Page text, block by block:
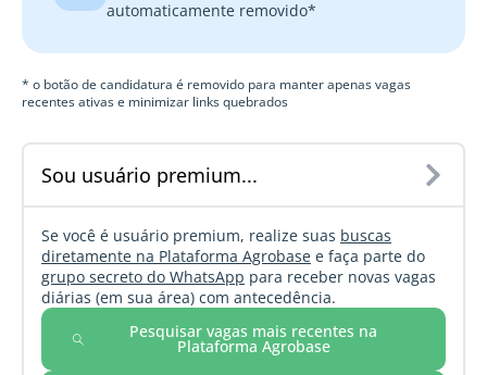
automaticamente removido*
* o botão de candidatura é removido para manter apenas vagas
recentes ativas e minimizar links quebrados
Sou usuário premium...
Se você é usuário premium, realize suas buscas
diretamente na Plataforma Agrobase e faça parte do
grupo secreto do WhatsApp para receber novas vagas
diárias (em sua área) com antecedência.
Pesquisar vagas mais recentes na
Plataforma Agrobase